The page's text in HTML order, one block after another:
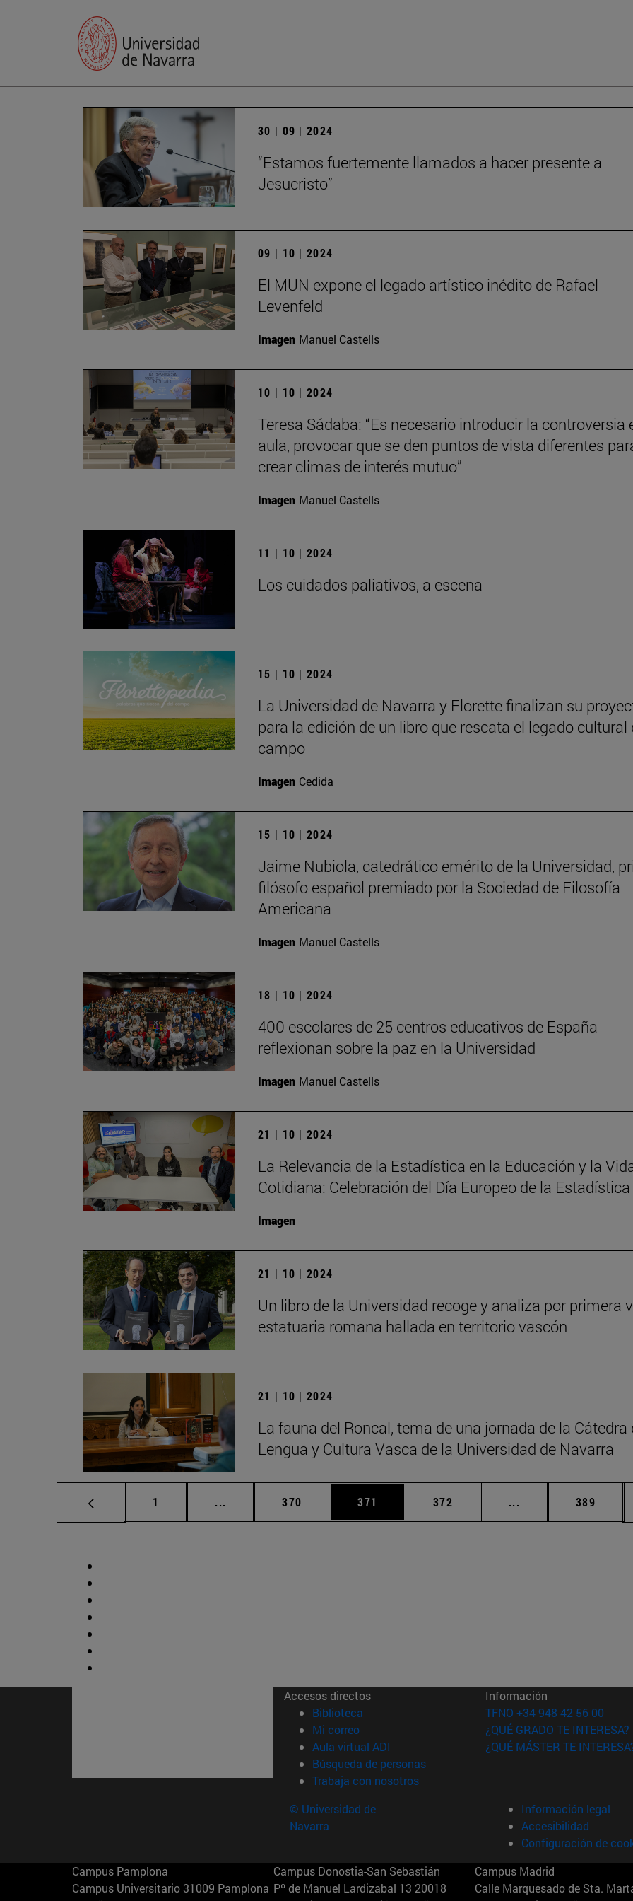
30 | 09 | 2024
“Estamos fuertemente llamados a hacer presente a
Jesucristo”
09 | 10 | 2024
El MUN expone el legado artístico inédito de Rafael
Levenfeld
Imagen Manuel Castells
10 | 10 | 2024
Teresa Sádaba: “Es necesario introducir la controversia
aula, provocar que se den puntos de vista diferentes
crear climas de interés mutuo”
Imagen Manuel Castells
11 | 10 | 2024
Los cuidados paliativos, a escena
15 | 10 | 2024
La Universidad de Navarra y Florette finalizan su
para la edición de un libro que rescata el legado cultural
campo
Imagen Cedida
15 | 10 | 2024
Jaime Nubiola, catedrático emérito de la Universidad,
filósofo español premiado por la Sociedad de Filosofía
Americana
Imagen Manuel Castells
18 | 10 | 2024
400 escolares de 25 centros educativos de España
reflexionan sobre la paz en la Universidad
Imagen Manuel Castells
21 | 10 | 2024
La Relevancia de la Estadística en la Educación y la
Cotidiana: Celebración del Día Europeo de la Estadística
Imagen
21 | 10 | 2024
Un libro de la Universidad recoge y analiza por primera
estatuaria romana hallada en territorio vascón
21 | 10 | 2024
La fauna del Roncal, tema de una jornada de la Cátedra
Lengua y Cultura Vasca de la Universidad de Navarra
Página
1 ... Páginas intermedias Use TAB para desplazarse.
Página
370 Página
371 Página
372 ... Páginas Página
389
Accesos directos
Biblioteca (abre en nueva ventana)
Mi correo(abre en nueva ventana)
Aula virtual ADI (abre en nueva ventana)
Búsqueda de personas(abre en nueva ventana)
Trabaja con nosotros(abre en nueva ventana)
Información
TFNO +34 948 42 56 00
¿QUÉ GRADO TE INTERESA?
¿QUÉ MÁSTER TE
© Universidad de
Navarra
Información legal
Accesibilidad
Configuración de
Campus Pamplona
Campus Universitario 31009 Pamplona
Campus Donostia-San Sebastián
Pº de Manuel Lardizabal 13 20018
Campus Madrid
Calle Marquesado de Sta.